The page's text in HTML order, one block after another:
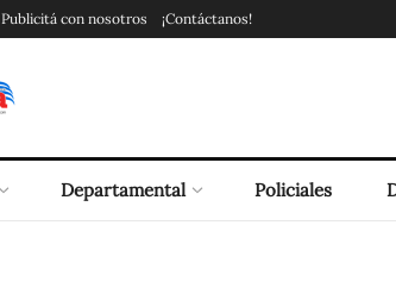
Publicitá con nosotros ¡Contáctanos!
Departamental Policiales